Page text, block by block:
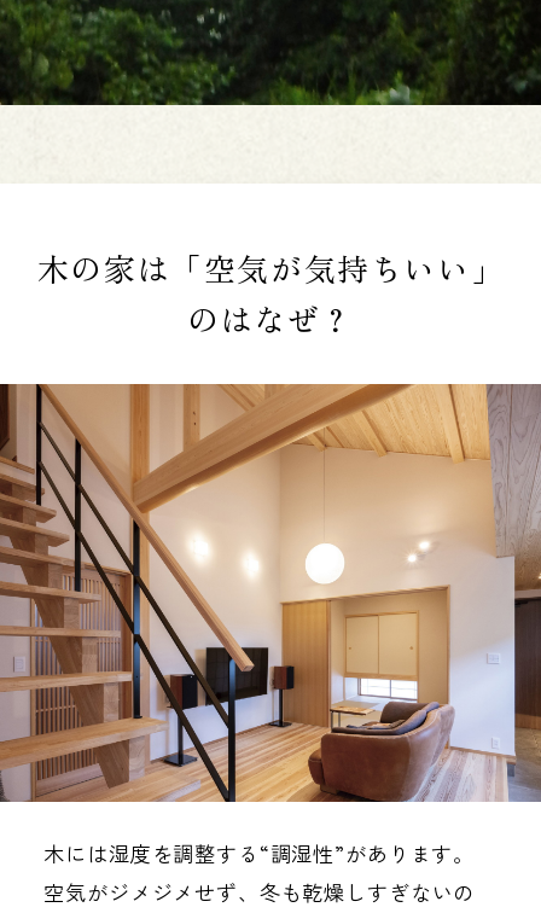
木の家は「空気が気持ちいい」
のはなぜ？
木には湿度を調整する“調湿性”があります。
空気がジメジメせず、冬も乾燥しすぎないの